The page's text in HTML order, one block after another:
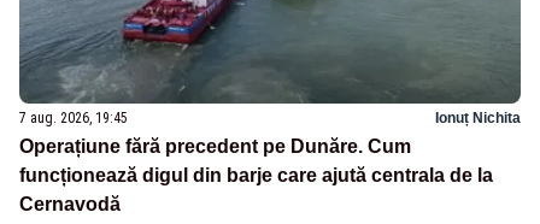
7 aug. 2026, 19:45 Ionuț Nichita
Operațiune fără precedent pe Dunăre. Cum
funcționează digul din barje care ajută centrala de la
Cernavodă